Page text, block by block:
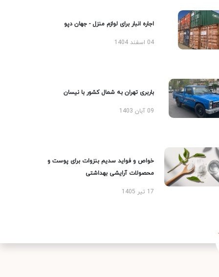
اجاره انبار برای لوازم منزل - جهان دپو
04 اسفند 1404
باربری تهران به شمال کشور با نیسان
09 آبان 1403
خواص و فواید سدیم بنزوات برای پوست و
محصولات آرایشی بهداشتی
17 تیر 1405